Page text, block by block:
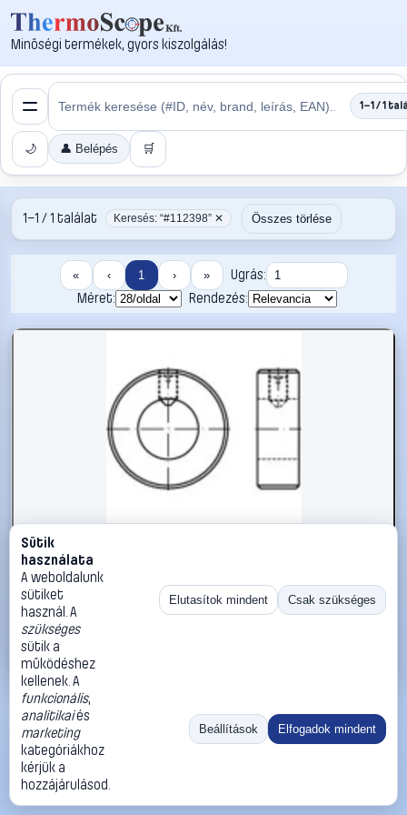
Minőségi termékek, gyors kiszolgálás!
1–1 / 1
🌙 👤 Belépés 🛒
1–1 / 1 találat Keresés: “#112398” ✕ Összes törlése
« ‹ 1 › »
Ugrás:
Méret:
Rendezés:
#112398
Állítógyűrűk M8 DIN 705 Acél 10 db TOOLCRAFT 112398
TOOLCRAFT Biztosítógyűrűk
14 990 Ft
Kosárba
«
Méret:
Rendezés:
©2026
ThermoScope
Cégbemutató
Sütik
használata
A weboldalunk
sütiket
használ. A
szükséges
sütik a
működéshez
kellenek. A
funkcionális,
analitikaiés
marketing
kategóriákhoz
kérjük a
hozzájárulásod.
Elutasítok mindent Csak szükséges
Beállítások Elfogadok mindent